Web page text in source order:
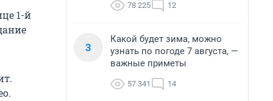
1-й
78 225 12
3
Какой будет зима, можно
узнать по погоде 7 августа, —
важные приметы
57 341 14